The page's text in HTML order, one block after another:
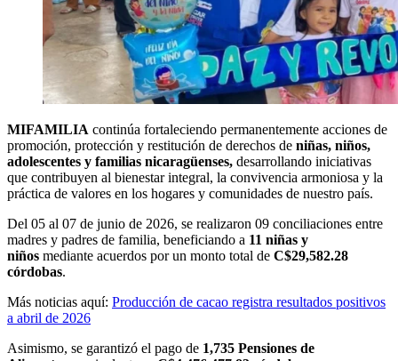
MIFAMILIA continúa fortaleciendo permanentemente acciones de
promoción, protección y restitución de derechos de niñas, niños,
adolescentes y familias nicaragüenses, desarrollando iniciativas
que contribuyen al bienestar integral, la convivencia armoniosa y la
práctica de valores en los hogares y comunidades de nuestro país.
Del 05 al 07 de junio de 2026, se realizaron 09 conciliaciones entre
madres y padres de familia, beneficiando a 11 niñas y
niños mediante acuerdos por un monto total de C$29,582.28
córdobas.
Más noticias aquí: Producción de cacao registra resultados positivos
a abril de 2026
Asimismo, se garantizó el pago de 1,735 Pensiones de